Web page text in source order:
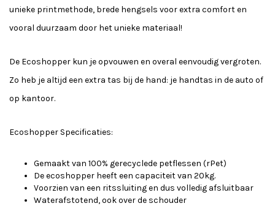
unieke printmethode, brede hengsels voor extra comfort en
vooral duurzaam door het unieke materiaal!
De Ecoshopper kun je opvouwen en overal eenvoudig vergroten.
Zo heb je altijd een extra tas bij de hand: je handtas in de auto of
op kantoor.
Ecoshopper Specificaties:
Gemaakt van 100% gerecyclede petflessen (rPet)
De ecoshopper heeft een capaciteit van 20kg.
Voorzien van een ritssluiting en dus volledig afsluitbaar
Waterafstotend, ook over de schouder